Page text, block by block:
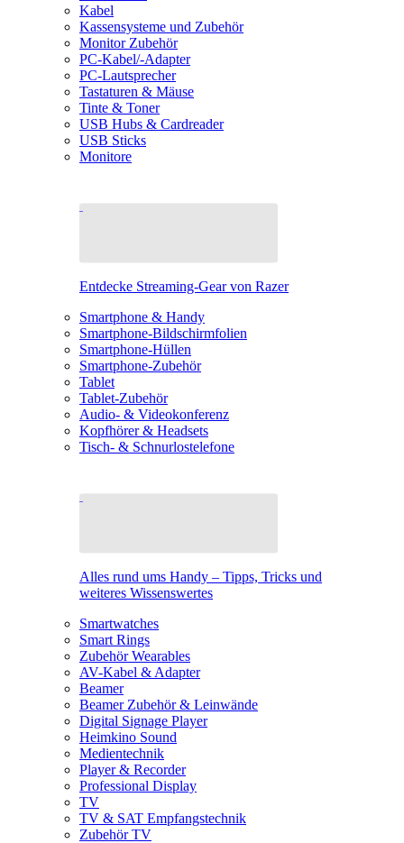
Kabel
Kassensysteme und Zubehör
Monitor Zubehör
PC-Kabel/-Adapter
PC-Lautsprecher
Tastaturen & Mäuse
Tinte & Toner
USB Hubs & Cardreader
USB Sticks
Monitore
Entdecke Streaming-Gear von Razer
Smartphone & Handy
Smartphone-Bildschirmfolien
Smartphone-Hüllen
Smartphone-Zubehör
Tablet
Tablet-Zubehör
Audio- & Videokonferenz
Kopfhörer & Headsets
Tisch- & Schnurlostelefone
Alles rund ums Handy – Tipps, Tricks und
weiteres Wissenswertes
Smartwatches
Smart Rings
Zubehör Wearables
AV-Kabel & Adapter
Beamer
Beamer Zubehör & Leinwände
Digital Signage Player
Heimkino Sound
Medientechnik
Player & Recorder
Professional Display
TV
TV & SAT Empfangstechnik
Zubehör TV